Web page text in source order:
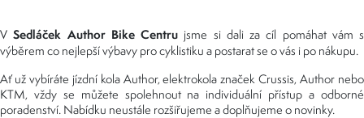
VSedláček Author Bike Centru jsme si dali za cíl pomáhat vám s
výběrem co nejlepší výbavy pro cyklistiku a postarat se o vás i po nákupu.
Ať už vybíráte jízdní kola Author, elektrokola značek Crussis, Author nebo
KTM, vždy se můžete spolehnout na individuální přístup a odborné
poradenství. Nabídku neustále rozšiřujeme a doplňujeme o novinky.